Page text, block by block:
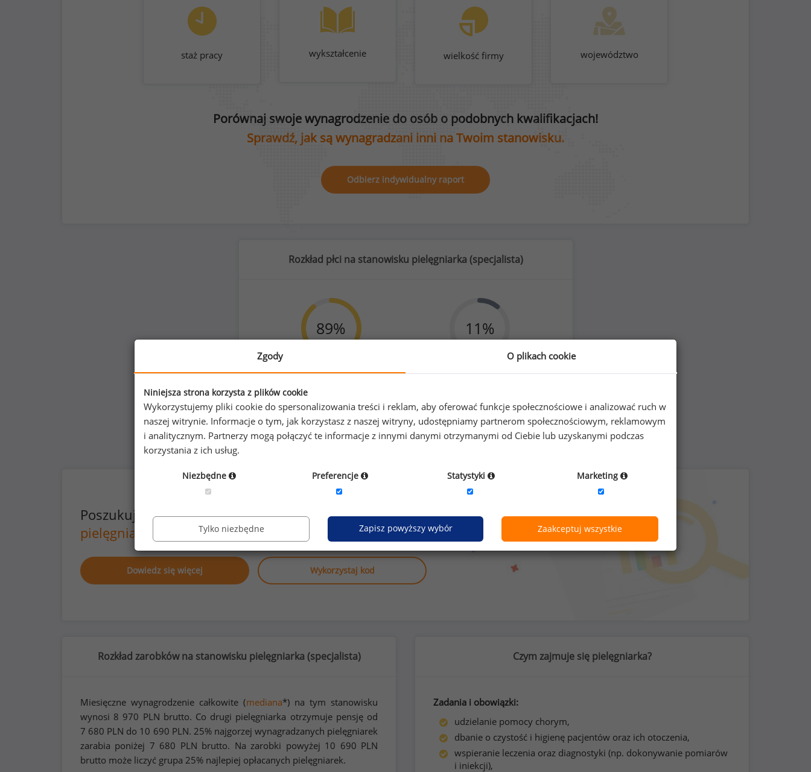
staż pracy wykształcenie wielkość firmy województwo
Porównaj swoje wynagrodzenie do osób o podobnych kwalifikacjach!
Sprawdź, jak są wynagradzani inni na Twoim stanowisku.
Odbierz indywidualny raport
Rozkład płci na stanowisku pielęgniarka (specjalista)
89%
137
11%
17
Poszukujesz szczegółowych danych o wynagrodzeniach
pielęgniarek
lub na innych stanowiskach?
Dowiedz się więcej Wykorzystaj kod
Rozkład zarobków na stanowisku pielęgniarka (specjalista)
Miesięczne wynagrodzenie całkowite (mediana*) na tym stanowisku
wynosi 8 970 PLN brutto. Co drugi pielęgniarka otrzymuje pensję od
7 680 PLN do 10 690 PLN. 25% najgorzej wynagradzanych pielęgniarek
zarabia poniżej 7 680 PLN brutto. Na zarobki powyżej 10 690 PLN
brutto może liczyć grupa 25% najlepiej opłacanych pielęgniarek.
Czym zajmuje się pielęgniarka?
Zadania i obowiązki:
udzielanie pomocy chorym,
dbanie o czystość i higienę pacjentów oraz ich otoczenia,
wspieranie leczenia oraz diagnostyki (np. dokonywanie pomiarów
i iniekcji),
Zgody O plikach cookie
Niniejsza strona korzysta z plików cookie
Wykorzystujemy pliki cookie do spersonalizowania treści i reklam, aby oferować funkcje społecznościowe i analizować ruch w
naszej witrynie. Informacje o tym, jak korzystasz z naszej witryny, udostępniamy partnerom społecznościowym, reklamowym
i analitycznym. Partnerzy mogą połączyć te informacje z innymi danymi otrzymanymi od Ciebie lub uzyskanymi podczas
korzystania z ich usług.
Niezbędne Preferencje Statystyki Marketing
Tylko niezbędne Zapisz powyższy wybór Zaakceptuj wszystkie